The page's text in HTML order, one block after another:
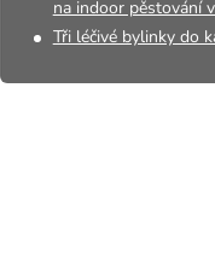
na indoor pěstování
Tři léčivé bylinky do